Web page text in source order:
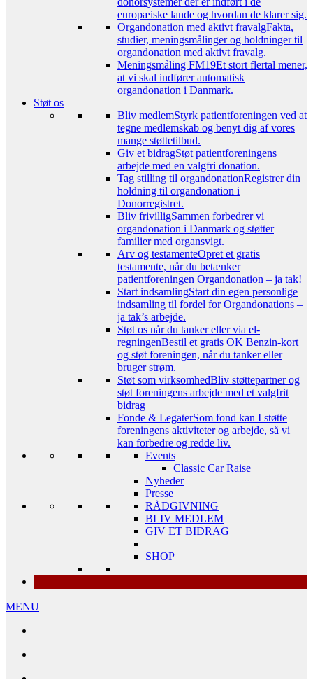
europæiske lande og hvordan de klarer sig.
Organdonation med aktivt fravalgFakta,
studier, meningsmålinger og holdninger til
organdonation med aktivt fravalg.
Meningsmåling FM19Et stort flertal mener,
at vi skal indfører automatisk
organdonation i Danmark.
Støt os
Bliv medlemStyrk patientforeningen ved at
tegne medlemskab og benyt dig af vores
mange støttetilbud.
Giv et bidragStøt patientforeningens
arbejde med en valgfri donation.
Tag stilling til organdonationRegistrer din
holdning til organdonation i
Donorregistret.
Bliv frivilligSammen forbedrer vi
organdonation i Danmark og støtter
familier med organsvigt.
Arv og testamenteOpret et gratis
testamente, når du betænker
patientforeningen Organdonation – ja tak!
Start indsamlingStart din egen personlige
indsamling til fordel for Organdonations –
ja tak’s arbejde.
Støt os når du tanker eller via el-
regningenBestil et gratis OK Benzin-kort
og støt foreningen, når du tanker eller
bruger strøm.
Støt som virksomhedBliv støttepartner og
støt foreningens arbejde med et valgfrit
bidrag
Fonde & LegaterSom fond kan I støtte
foreningens aktiviteter og arbejde, så vi
kan forbedre og redde liv.
Events
Classic Car Raise
Nyheder
Presse
RÅDGIVNING
BLIV MEDLEM
GIV ET BIDRAG
SHOP
MENU